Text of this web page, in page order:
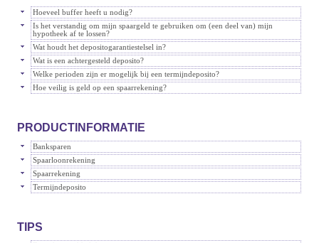
Hoeveel buffer heeft u nodig?
Is het verstandig om mijn spaargeld te gebruiken om (een deel van) mijn
hypotheek af te lossen?
Wat houdt het depositogarantiestelsel in?
Wat is een achtergesteld deposito?
Welke perioden zijn er mogelijk bij een termijndeposito?
Hoe veilig is geld op een spaarrekening?
PRODUCTINFORMATIE
Banksparen
Spaarloonrekening
Spaarrekening
Termijndeposito
TIPS